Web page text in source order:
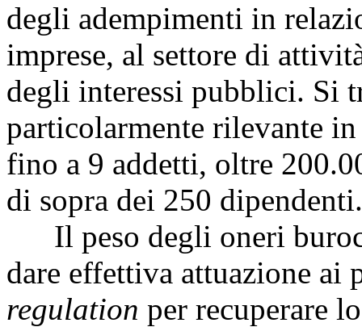
degli adempimenti in
imprese, al settore di
degli interessi pubblici. Si
particolarmente rilevante
fino a 9 addetti, oltre
di sopra dei 250 dipendenti.
Il peso degli oneri
dare effettiva attuazione
regulation per recuperare